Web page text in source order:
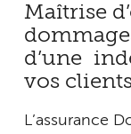
Maîtrise
d’une
vos
L’assurance